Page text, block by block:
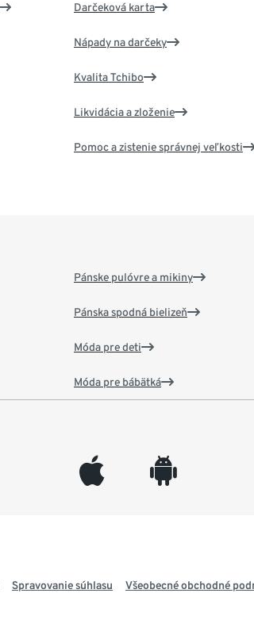
Darčeková karta
Nápady na darčeky
Kvalita Tchibo
Likvidácia a zloženie
Pomoc a zistenie správnej veľkosti
Pánske pulóvre a mikiny
Pánska spodná bielizeň
Móda pre deti
Móda pre bábätká
appleinc android
Spravovanie súhlasu Všeobecné obchodné